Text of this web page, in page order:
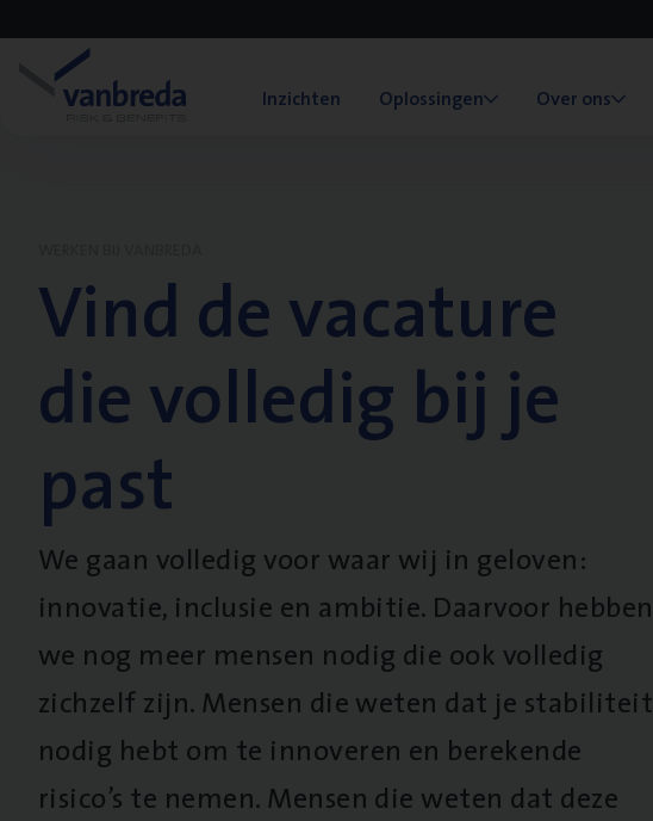
Inzichten Oplossingen Over ons
Vind de vacature
die volledig bij je
past
We gaan volledig voor waar wij in geloven:
innovatie, inclusie en ambitie. Daarvoor hebben
we nog meer mensen nodig die ook volledig
zichzelf zijn. Mensen die weten dat je stabiliteit
nodig hebt om te innoveren en berekende
risico’s te nemen. Mensen die weten dat deze